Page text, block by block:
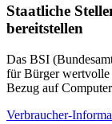
Staatliche
bereitstellen
Das BSI
für Bürger wertvolle
Bezug auf
Verbraucher-